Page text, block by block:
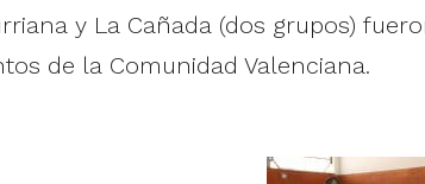
y La Cañada (dos grupos)
de la Comunidad Valenciana.